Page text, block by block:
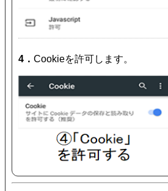
4． Cookieを許可します。